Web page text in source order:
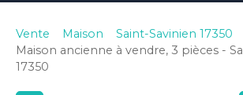
Vente Maison
Saint-Savinien 17350
Maison ancienne à vendre, 3 pièces -
17350